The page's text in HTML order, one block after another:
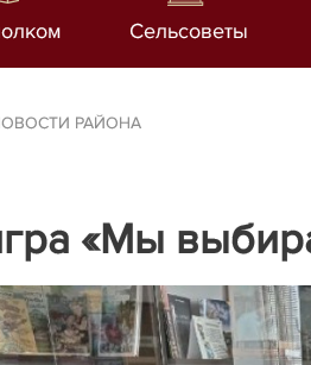
Сельсоветы
РАЙОНА
«Мы